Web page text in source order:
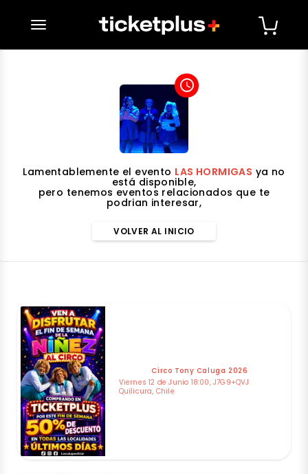
desplegar navegación
access_time
Lamentablemente el evento LAS HORMIGAS ya no
está disponible,
pero tenemos eventos relacionados que te
podrian interesar,
VOLVER AL INICIO
Circo Tony Caluga 2026
Viernes 12 de Junio 18:00, J7G9+QVJ
Quilicura, Chile